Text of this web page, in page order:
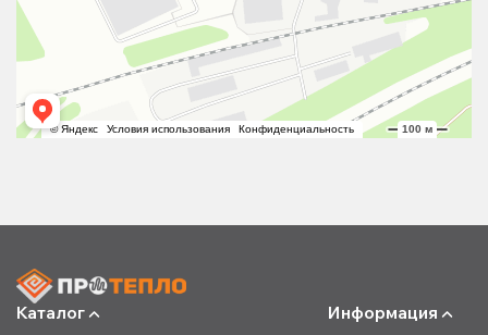
Каталог Информация